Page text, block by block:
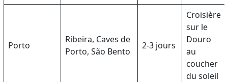
Porto
Ribeira, Caves de
Porto, São Bento
2-3 jours
Croisière
sur le
Douro
au
coucher
du soleil